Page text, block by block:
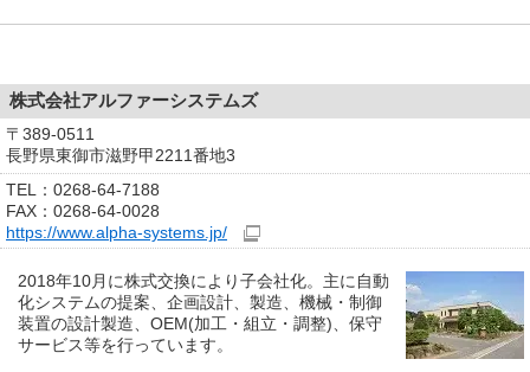
株式会社アルファーシステムズ
〒389-0511
長野県東御市滋野甲2211番地3
TEL：0268-64-7188
FAX：0268-64-0028
https://www.alpha-systems.jp/
2018年10月に株式交換により子会社化。主に自動
化システムの提案、企画設計、製造、機械・制御
装置の設計製造、OEM(加工・組立・調整)、保守
サービス等を行っています。